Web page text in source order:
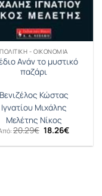
ΠΟΛΙΤΙΚΉ - ΟΙΚΟΝΟΜΊΑ
Ανάν το μυστικό
παζάρι
Βενιζέλος Κώστας
Ιγνατίου Μιχάλης
Μελέτης Νίκος
20.29€ Original
price
was:
18.26€Η
τιμή